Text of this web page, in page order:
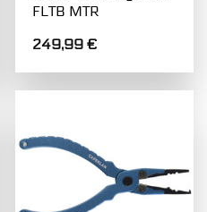
FLTB MTR
249,99€